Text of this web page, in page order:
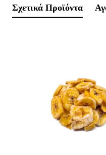
Σχετικά Προϊόντα